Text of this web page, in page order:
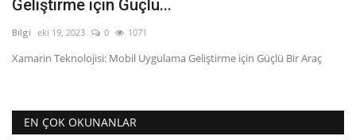
Bilgiler
Geliştirme için Güçlü...
Bilgi eki 19, 2023 0 1071
Xamarin Teknolojisi: Mobil Uygulama Geliştirme için Güçlü Bir Araç
EN ÇOK OKUNANLAR